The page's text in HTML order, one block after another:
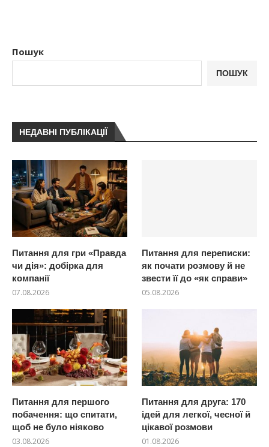
Пошук
ПОШУК
НЕДАВНІ ПУБЛІКАЦІЇ
Питання для гри «Правда
чи дія»: добірка для
компанії
07.08.2026
Питання для переписки:
як почати розмову й не
звести її до «як справи»
05.08.2026
Питання для першого
побачення: що спитати,
щоб не було ніяково
03.08.2026
Питання для друга: 170
ідей для легкої, чесної й
цікавої розмови
01.08.2026